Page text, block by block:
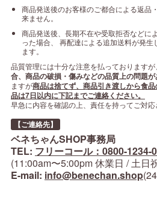
商品発送後のお客様のご都合による返品
来ません。
商品発送後、長期不在や受取拒否などに
った場合、 再配達による追加送料が発
ます。
品質管理には十分な注意を払っております
合、商品の破損・傷みなどの品質上の問題
ますが商品は捨てず、商品引き渡しから食
品は7日以内に下記までご連絡ください。
早急に内容を確認の上、責任を持ってご対応
【ご連絡先】
ベネちゃんSHOP事務局
TEL: フリーコール：0800-1234-
(11:00am〜5:00pm 休業日 / 土日
E-mail: info@benechan.shop